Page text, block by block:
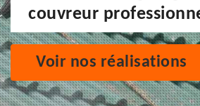
couvreur
Voir nos réalisations